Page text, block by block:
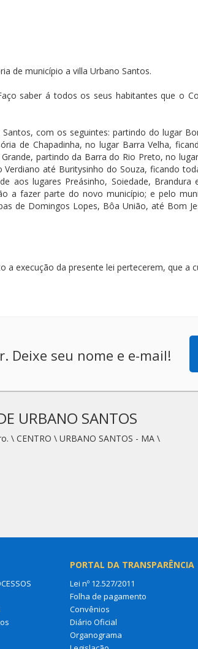
de município a villa Urbano Santos.
saber á todos os seus habitantes que o
com os seguintes: partindo do lugar
de Chapadinha, no lugar Barra Velha,
partindo da Barra do Rio Preto, no
até Buritysinho do Souza, ficando
aos lugares Preásinho, Soiedade, Brandura
a fazer parte do novo município; e pelo
de Domingos Lopes, Bôa União, até Bom
execução da presente lei pertecerem, que a
Deixe seu nome e e-mail!
URBANO SANTOS
\ CENTRO \ URBANO SANTOS - MA \
PORTAL DA TRANSPARÊNCIA
Lei nº 12.527/2011
Folha de pagamento
Convênios
Diário Oficial
Organograma